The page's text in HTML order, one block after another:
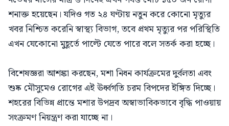
শনাক্ত হয়েছেন। যদিও গত ২৪ ঘণ্টায় নতুন করে কোনো মৃত্যুর
খবর নিশ্চিত করেনি স্বাস্থ্য বিভাগ, তবে প্রথম মৃত্যুর পর পরিস্থিতি
এখন যেকোনো মুহূর্তে পাল্টে যেতে পারে বলে সতর্ক করা হচ্ছে।
বিশেষজ্ঞরা আশঙ্কা করছেন, মশা নিধন কার্যক্রমের দুর্বলতা এবং
শুষ্ক মৌসুমেও রোগের এই ঊর্ধ্বগতি চরম বিপদের ইঙ্গিত দিচ্ছে।
শহরের বিভিন্ন প্রান্তে মশার উপদ্রব অস্বাভাবিকভাবে বৃদ্ধি পাওয়ায়
সংক্রমণ নিয়ন্ত্রণ করা যাচ্ছে না।